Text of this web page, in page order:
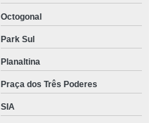
Octogonal
Park Sul
Planaltina
Praça dos Três Poderes
SIA